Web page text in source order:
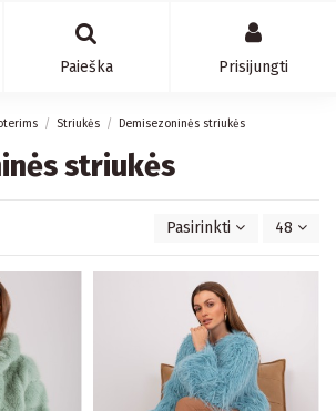
Paieška Prisijungti
Striukės Demisezoninės striukės
striukės
Pasirinkti 48